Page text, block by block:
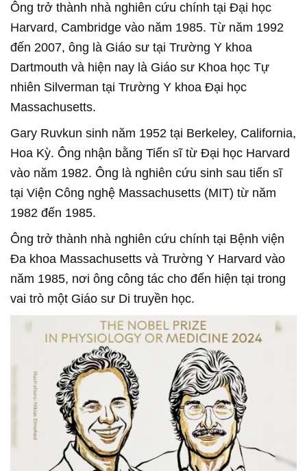
Ông trở thành nhà nghiên cứu chính tại Đại học
Harvard, Cambridge vào năm 1985. Từ năm 1992
đến 2007, ông là Giáo sư tại Trường Y khoa
Dartmouth và hiện nay là Giáo sư Khoa học Tự
nhiên Silverman tại Trường Y khoa Đại học
Massachusetts.
Gary Ruvkun sinh năm 1952 tại Berkeley, California,
Hoa Kỳ. Ông nhận bằng Tiến sĩ từ Đại học Harvard
vào năm 1982. Ông là nghiên cứu sinh sau tiến sĩ
tại Viện Công nghệ Massachusetts (MIT) từ năm
1982 đến 1985.
Ông trở thành nhà nghiên cứu chính tại Bệnh viện
Đa khoa Massachusetts và Trường Y Harvard vào
năm 1985, nơi ông công tác cho đến hiện tại trong
vai trò một Giáo sư Di truyền học.